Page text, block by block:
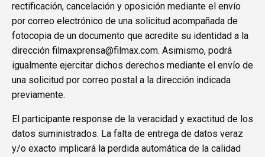
rectificación, cancelación y oposición mediante el envío
por correo electrónico de una solicitud acompañada de
fotocopia de un documento que acredite su identidad a la
dirección filmaxprensa@filmax.com. Asimismo, podrá
igualmente ejercitar dichos derechos mediante el envío de
una solicitud por correo postal a la dirección indicada
previamente.
El participante response de la veracidad y exactitud de los
datos suministrados. La falta de entrega de datos veraz
y/o exacto implicará la perdida automática de la calidad